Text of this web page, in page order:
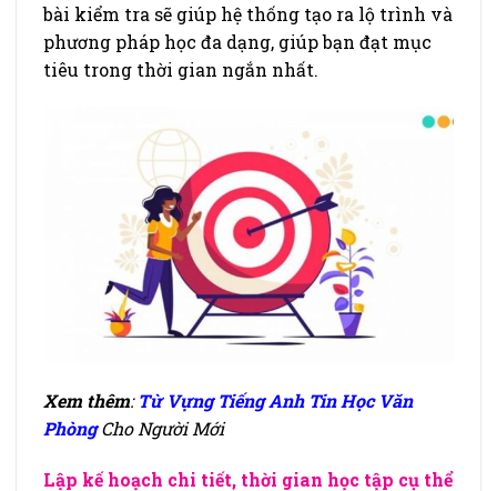
bài kiểm tra sẽ giúp hệ thống tạo ra lộ trình và
phương pháp học đa dạng, giúp bạn đạt mục
tiêu trong thời gian ngắn nhất.
Xem thêm:Từ Vựng Tiếng Anh Tin Học Văn
PhòngCho Người Mới
Lập kế hoạch chi tiết, thời gian học tập cụ thể